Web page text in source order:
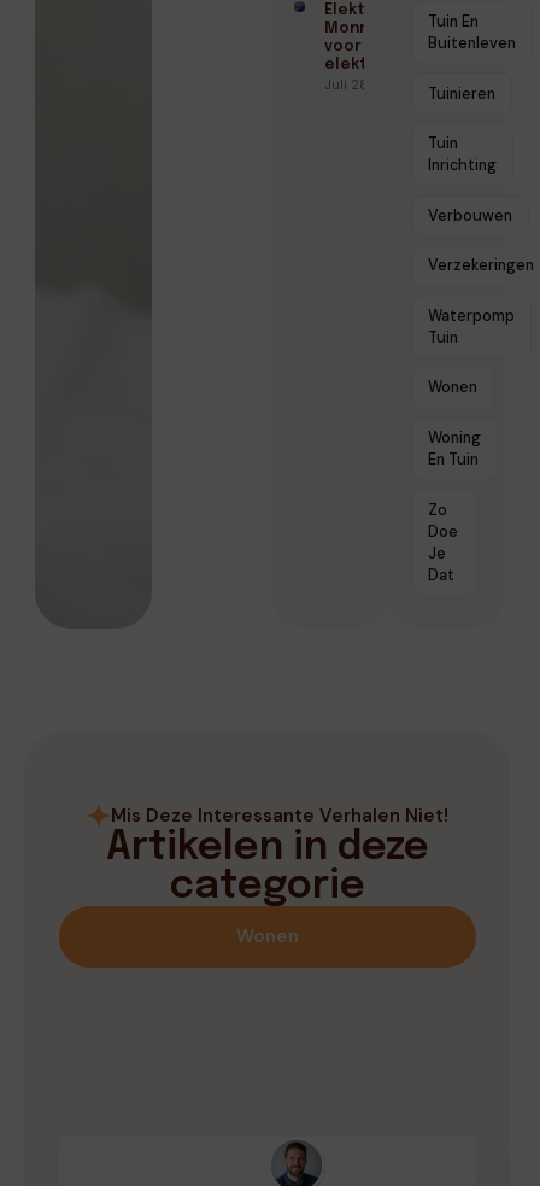
Elektricien
Monnickendam
voor veilige
elektra
Juli 28, 2026
Tuin En
Buitenleven
Tuinieren
Tuin
Inrichting
Verbouwen
Verzekeringen
Waterpomp
Tuin
Wonen
Woning
En Tuin
Zo
Doe
Je
Dat
Mis Deze Interessante Verhalen Niet!
Artikelen in deze
categorie
Wonen